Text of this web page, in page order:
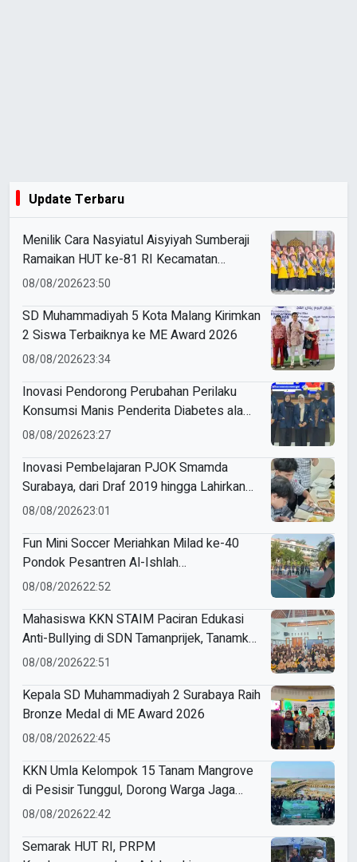
Update Terbaru
Menilik Cara Nasyiatul Aisyiyah Sumberaji
Ramaikan HUT ke-81 RI Kecamatan
Sukodadi
08/08/202623:50
SD Muhammadiyah 5 Kota Malang Kirimkan
2 Siswa Terbaiknya ke ME Award 2026
08/08/202623:34
Inovasi Pendorong Perubahan Perilaku
Konsumsi Manis Penderita Diabetes ala
Mahasiswa Unesa
08/08/202623:27
Inovasi Pembelajaran PJOK Smamda
Surabaya, dari Draf 2019 hingga Lahirkan
Modul Gizi Digital
08/08/202623:01
Fun Mini Soccer Meriahkan Milad ke-40
Pondok Pesantren Al-Ishlah
Sendangagung
08/08/202622:52
Mahasiswa KKN STAIM Paciran Edukasi
Anti-Bullying di SDN Tamanprijek, Tanamkan
Empati Sejak Dini
08/08/202622:51
Kepala SD Muhammadiyah 2 Surabaya Raih
Bronze Medal di ME Award 2026
08/08/202622:45
KKN Umla Kelompok 15 Tanam Mangrove
di Pesisir Tunggul, Dorong Warga Jaga
Lingkungan
08/08/202622:42
Semarak HUT RI, PRPM